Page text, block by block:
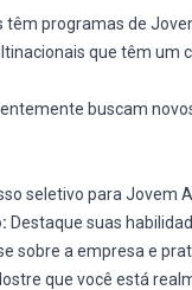
programas de
que têm um
buscam
seletivo para Jovem
Destaque suas
sobre a empresa e
que você está